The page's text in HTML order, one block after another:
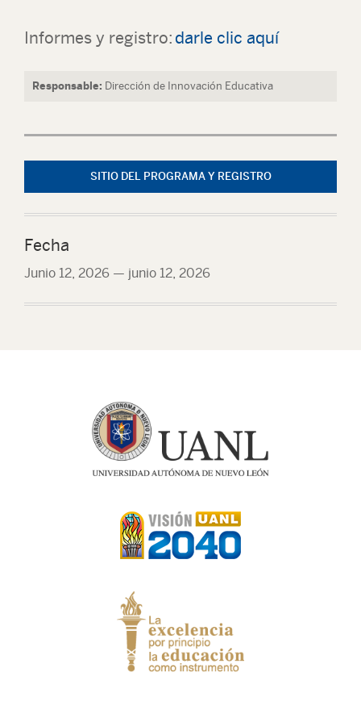
Informes y registro: darle clic aquí
Responsable: Dirección de Innovación Educativa
SITIO DEL PROGRAMA Y REGISTRO
Fecha
Junio 12, 2026 — junio 12, 2026